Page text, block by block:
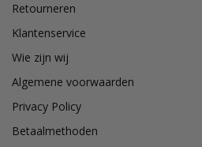
Retourneren
Klantenservice
Wie zijn wij
Algemene voorwaarden
Privacy Policy
Betaalmethoden